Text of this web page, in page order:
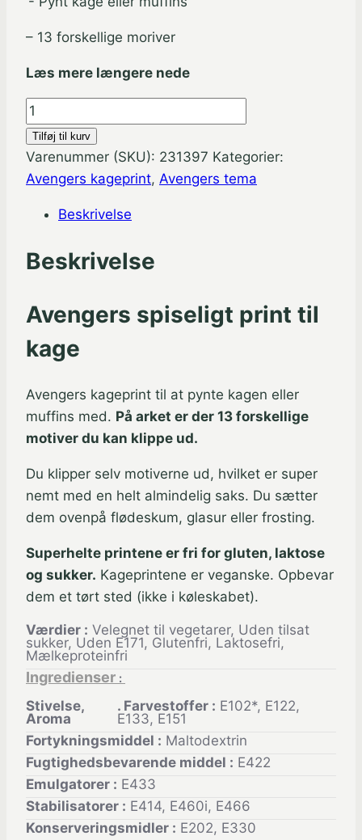
pris
var:
pris
er:
– 13 forskellige moriver
Læs mere længere nede
Avengers
små
kageprint
-
Tilføj til kurv
Varenummer (SKU): 231397 Kategorier:
Avengers kageprint, Avengers tema
Beskrivelse
Beskrivelse
Avengers spiseligt print til
kage
Avengers kageprint til at pynte kagen eller
muffins med. På arket er der 13 forskellige
motiver du kan klippe ud.
Du klipper selv motiverne ud, hvilket er super
nemt med en helt almindelig saks. Du sætter
dem ovenpå flødeskum, glasur eller frosting.
Superhelte printene er fri for gluten, laktose
og sukker. Kageprintene er veganske. Opbevar
dem et tørt sted (ikke i køleskabet).
Værdier : Velegnet til vegetarer, Uden tilsat
sukker, Uden E171, Glutenfri, Laktosefri,
Mælkeproteinfri
Ingredienser :
Stivelse,
Aroma
. Farvestoffer : E102*, E122,
E133, E151
Fortykningsmiddel : Maltodextrin
Fugtighedsbevarende middel : E422
Emulgatorer : E433
Stabilisatorer : E414, E460i, E466
Konserveringsmidler : E202, E330